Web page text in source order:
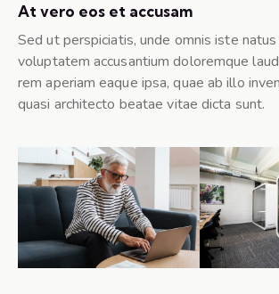
At vero eos et accusam
Sed ut perspiciatis, unde omnis iste
voluptatem accusantium doloremque
rem aperiam eaque ipsa, quae ab illo
quasi architecto beatae vitae dicta sunt.